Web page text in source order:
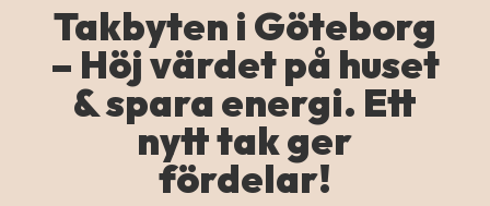
Takbyten i Göteborg
– Höj värdet på huset
& spara energi. Ett
nytt tak ger
fördelar!